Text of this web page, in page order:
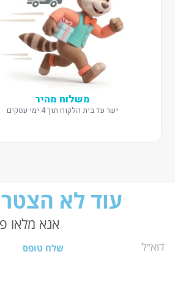
משלוח מהיר
ישר עד בית הלקוח תוך 4 ימי עסקים
עוד לא
אנא מלאו
שלח טופס